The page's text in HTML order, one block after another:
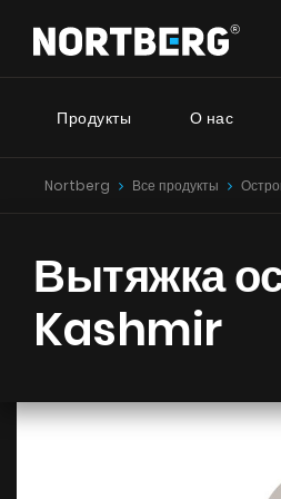
Продукты
Новинки
Вытяжки Пристенные
Вытяжки Встраиваемые
Вытяжки Рустикальные
Вытяжки Потолочные
Вытяжки Декоративные
Вытяжки
О нас
Советник
Nortberg Все продукты
Вытяжка
Kashmir